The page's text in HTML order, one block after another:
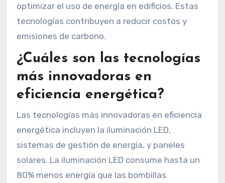
optimizar el uso de energía en edificios. Estas
tecnologías contribuyen a reducir costos y
emisiones de carbono.
¿Cuáles son las tecnologías
más innovadoras en
eficiencia energética?
Las tecnologías más innovadoras en eficiencia
energética incluyen la iluminación LED,
sistemas de gestión de energía, y paneles
solares. La iluminación LED consume hasta un
80% menos energía que las bombillas